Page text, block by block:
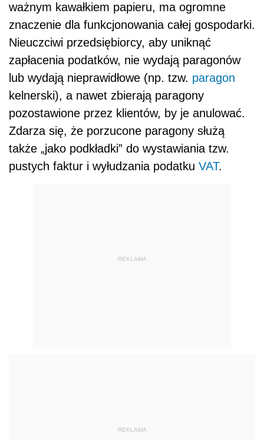
ważnym kawałkiem papieru, ma ogromne
znaczenie dla funkcjonowania całej gospodarki.
Nieuczciwi przedsiębiorcy, aby uniknąć
zapłacenia podatków, nie wydają paragonów
lub wydają nieprawidłowe (np. tzw. paragon
kelnerski), a nawet zbierają paragony
pozostawione przez klientów, by je anulować.
Zdarza się, że porzucone paragony służą
także „jako podkładki” do wystawiania tzw.
pustych faktur i wyłudzania podatku VAT.
REKLAMA
REKLAMA